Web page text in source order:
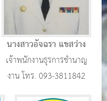
นางสาวอัจฉรา แขสว่าง
เจ้าพนักงานธุรการชำนาญ
งาน โทร. 093-3811842